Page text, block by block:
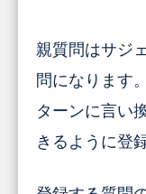
親質問はサジ
問になります
ターンに言い
きるように登